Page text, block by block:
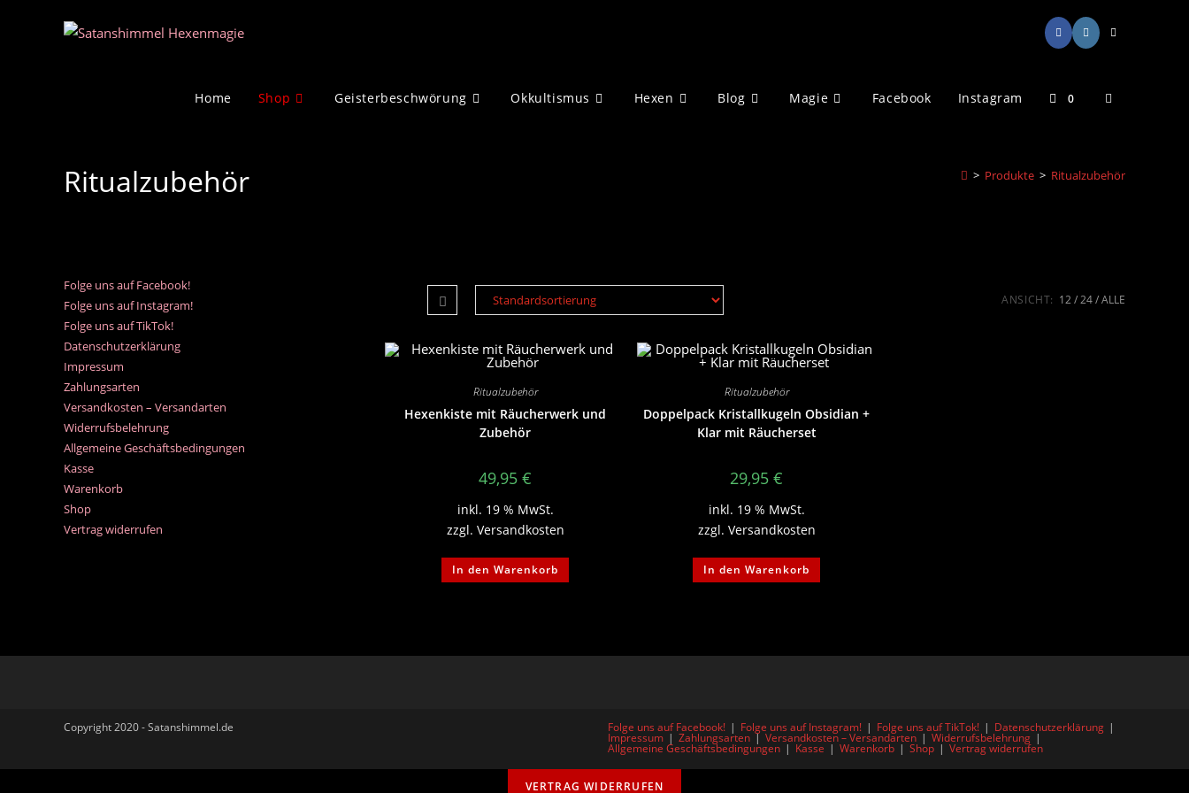
Home Shop Geisterbeschwörung Okkultismus Hexen Blog Magie Facebook Instagram 0 Website-
Ritualzubehör > Produkte > Ritualzubehör
ANSICHT: 12 24 ALLE
Ritualzubehör
Hexenkiste mit Räucherwerk und
Zubehör
49,95€
inkl. 19 % MwSt.
zzgl. Versandkosten
In den Warenkorb
Ritualzubehör
Doppelpack Kristallkugeln Obsidian +
Klar mit Räucherset
29,95€
inkl. 19 % MwSt.
zzgl. Versandkosten
In den Warenkorb
Folge uns auf Facebook!
Folge uns auf Instagram!
Folge uns auf TikTok!
Datenschutzerklärung
Impressum
Zahlungsarten
Versandkosten – Versandarten
Widerrufsbelehrung
Allgemeine Geschäftsbedingungen
Kasse
Warenkorb
Shop
Vertrag widerrufen
Folge uns auf Facebook! Folge uns auf Instagram! Folge uns auf TikTok! Datenschutzerklärung
Impressum Zahlungsarten Versandkosten – Versandarten Widerrufsbelehrung
Allgemeine Geschäftsbedingungen Kasse Warenkorb Shop Vertrag widerrufen
Copyright 2020 - Satanshimmel.de
VERTRAG WIDERRUFEN